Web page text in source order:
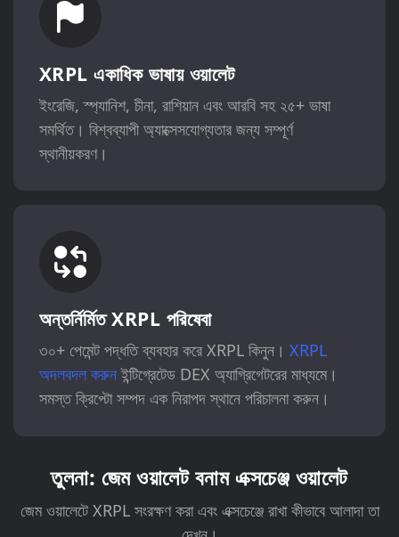
XRPL একাধিক ভাষায় ওয়ালেট
ইংরেজি, স্প্যানিশ, চীনা, রাশিয়ান এবং আরবি সহ ২৫+ ভাষা
সমর্থিত। বিশ্বব্যাপী অ্যাক্সেসযোগ্যতার জন্য সম্পূর্ণ
স্থানীয়করণ।
অন্তর্নির্মিত XRPL পরিষেবা
৩০+ পেমেন্ট পদ্ধতি ব্যবহার করে XRPL কিনুন। XRPL
অদলবদল করুনইন্টিগ্রেটেড DEX অ্যাগ্রিগেটরের মাধ্যমে।
সমস্ত ক্রিপ্টো সম্পদ এক নিরাপদ স্থানে পরিচালনা করুন।
তুলনা: জেম ওয়ালেট বনাম এক্সচেঞ্জ ওয়ালেট
জেম ওয়ালেটে XRPL সংরক্ষণ করা এবং এক্সচেঞ্জে রাখা কীভাবে আলাদা তা